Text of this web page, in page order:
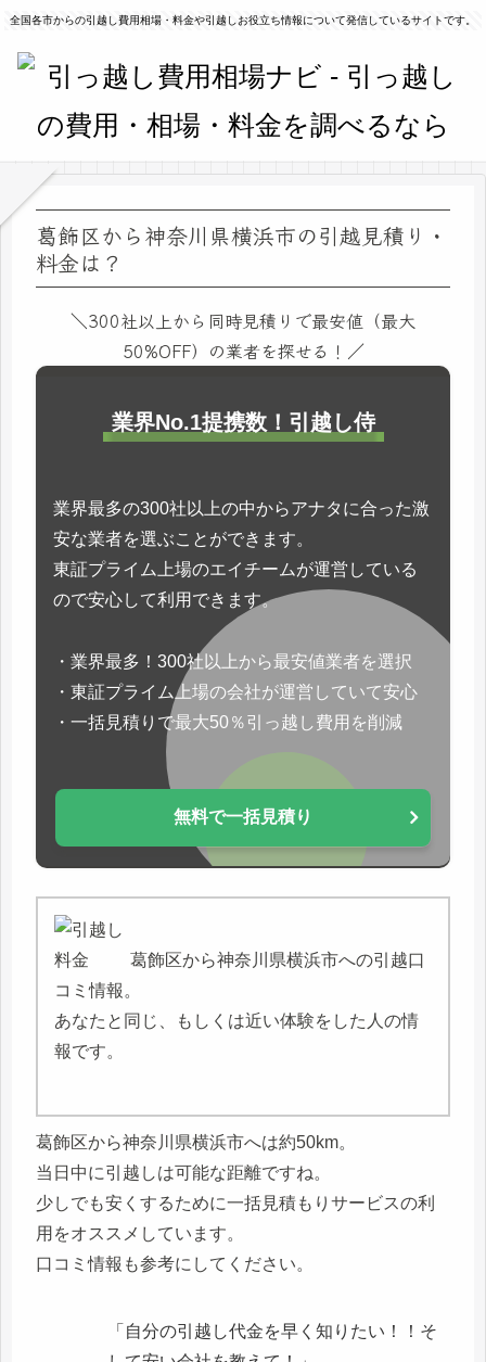
全国各市からの引越し費用相場・料金や引越しお役立ち情報について発信しているサイトです。
葛飾区から神奈川県横浜市の引越見積り・
料金は？
＼300社以上から同時見積りで最安値（最大
50%OFF）の業者を探せる！／
業界No.1提携数！引越し侍
業界最多の300社以上の中からアナタに合った激
安な業者を選ぶことができます。
東証プライム上場のエイチームが運営している
ので安心して利用できます。
・業界最多！300社以上から最安値業者を選択
・東証プライム上場の会社が運営していて安心
・一括見積りで最大50％引っ越し費用を削減
無料で一括見積り
葛飾区から神奈川県横浜市への引越口
コミ情報。
あなたと同じ、もしくは近い体験をした人の情
報です。
葛飾区から神奈川県横浜市へは約50km。
当日中に引越しは可能な距離ですね。
少しでも安くするために一括見積もりサービスの利
用をオススメしています。
口コミ情報も参考にしてください。
「自分の引越し代金を早く知りたい！！そ